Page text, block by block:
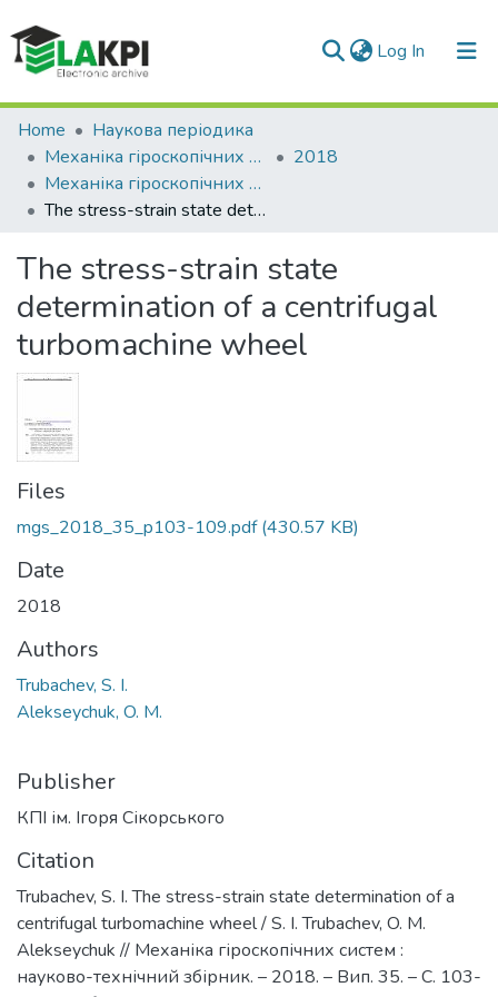
Log In (current)
Communities & Collections
All of DSpace
Statistics
Home
Наукова періодика
Механіка гіроскопічних систем
2018
Механіка гіроскопічних систем: науково-технічний збірник, Вип. 35
The stress-strain state determination of a centrifugal turbomachine wheel
The stress-strain state
determination of a centrifugal
turbomachine wheel
Files
mgs_2018_35_p103-109.pdf(430.57 KB)
Date
2018
Authors
Trubachev, S. I.
Alekseychuk, O. M.
Publisher
КПІ ім. Ігоря Сікорського
Citation
Trubachev, S. I. The stress-strain state determination of a
centrifugal turbomachine wheel / S. I. Trubachev, O. M.
Alekseychuk // Механіка гіроскопічних систем :
науково-технічний збірник. – 2018. – Вип. 35. – С. 103-